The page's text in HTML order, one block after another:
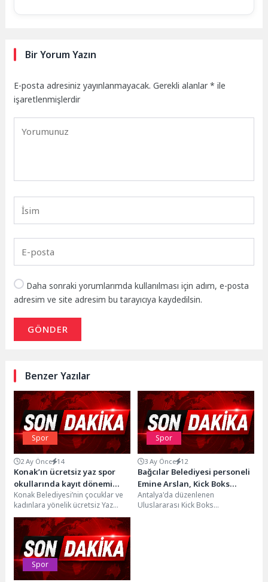
Bir Yorum Yazın
E-posta adresiniz yayınlanmayacak. Gerekli alanlar* ile
işaretlenmişlerdir
Daha sonraki yorumlarımda kullanılması için adım, e-posta
adresim ve site adresim bu tarayıcıya kaydedilsin.
GÖNDER
Benzer Yazılar
Spor
2 Ay Önce 14
Konak’ın ücretsiz yaz spor
okullarında kayıt dönemi
başladı
Konak Belediyesi’nin çocuklar ve
kadınlara yönelik ücretsiz Yaz
Spor Okulları 29 Haziran’da
başlıyor. Futbol, basketbol,...
Spor
3 Ay Önce 12
Bağcılar Belediyesi personeli
Emine Arslan, Kick Boks
Dünya Kupası Şampiyonu
oldu
Antalya'da düzenlenen
Uluslararası Kick Boks
Spor